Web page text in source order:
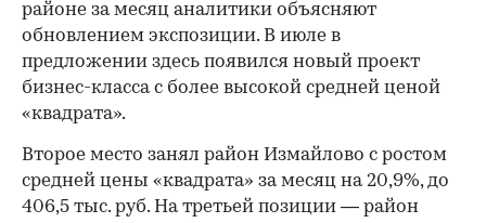
районе за месяц аналитики объясняют
обновлением экспозиции. В июле в
предложении здесь появился новый проект
бизнес-класса с более высокой средней ценой
«квадрата».
Второе место занял район Измайлово с ростом
средней цены «квадрата» за месяц на 20,9%, до
406,5 тыс. руб. На третьей позиции — район